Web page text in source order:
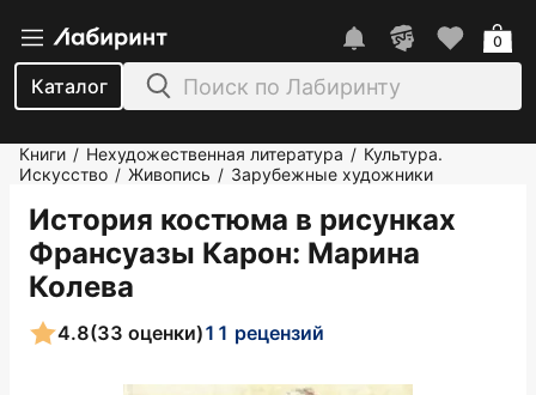
Каталог
0
Книги / Нехудожественная литература / Культура.
Искусство / Живопись / Зарубежные художники
История костюма в рисунках
Франсуазы Карон: Марина
Колева
4.8(33 оценки)11 рецензий